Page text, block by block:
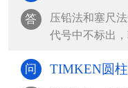
答
压铅法和塞尺
代号中不标出
问 TIMKEN圆